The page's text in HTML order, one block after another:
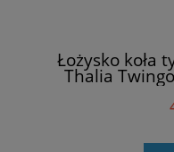
Łożysko koła
Thalia